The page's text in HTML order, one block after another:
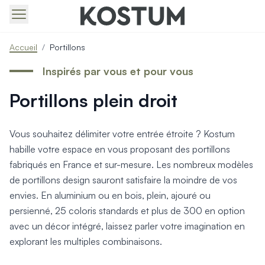
Produits > Portails > Portails contemporains
Produits > Portails > Portails traditionnels
Produits > Portails > Portails architectes
Produits > Portails > Portails avec décors
Produits > Portails > Portails économiques
Produits > Portails > Les ouvertures spéciales
Produits > Portillons > Tous nos portillons
Produits > Portillons > Portillons contemporains
Produits > Portillons > Portillons traditionnels
Produits > Portillons > Portillons architectes
Produits > Portillons > Portillons décoratifs
Produits > Portillons > Motorisation Portillon
Produits > Portillons > Ouvertures Spéciales
Accueil / Portillons
Portillons plein droit
Inspirés par vous et pour vous
Vous souhaitez délimiter votre entrée étroite ? Kostum
habille votre espace en vous proposant des portillons
fabriqués en France et sur-mesure. Les nombreux modèles
de portillons design sauront satisfaire la moindre de vos
envies. En aluminium ou en bois, plein, ajouré ou
persienné, 25 coloris standards et plus de 300 en option
avec un décor intégré, laissez parler votre imagination en
explorant les multiples combinaisons.